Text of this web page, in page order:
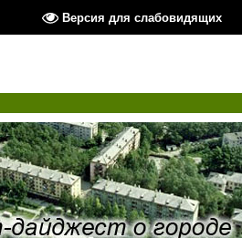
Версия для слабовидящих